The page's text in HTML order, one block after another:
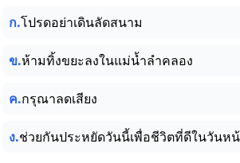
ก.โปรดอย่าเดินลัดสนาม
ข.ห้ามทิ้งขยะลงในแม่น้ำลำคลอง
ค.กรุณาลดเสียง
ง.ช่วยกันประหยัดวันนี้เพื่อชีวิตที่ดีในวันห